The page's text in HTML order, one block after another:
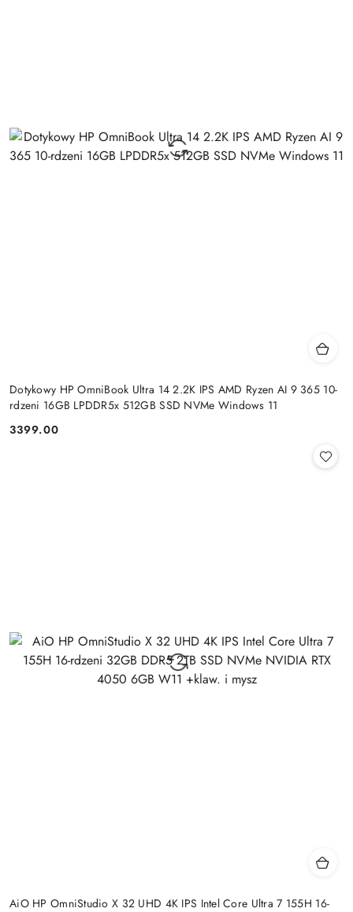
Dotykowy HP OmniBook Ultra 14 2.2K IPS AMD Ryzen AI 9 365 10-
rdzeni 16GB LPDDR5x 512GB SSD NVMe Windows 11
Cena:
3399.00
AiO HP OmniStudio X 32 UHD 4K IPS Intel Core Ultra 7 155H 16-